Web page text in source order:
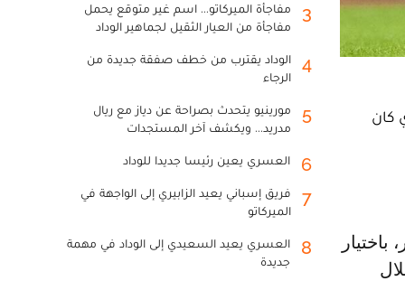
كان
3
مفاجأة الميركاتو... اسم غير متوقع يحمل
مفاجأة من العيار الثقيل لجماهير الوداد
4
الوداد يقترب من خطف صفقة جديدة من
الرجاء
5
مورينيو يتحدث بصراحة عن دياز مع ريال
مدريد... ويكشف آخر المستجدات
6 العسري يعين رئيسا جديدا للوداد
7
فريق إسباني يعيد الزابيري إلى الواجهة في
الميركاتو
8
العسري يعيد السعيدي إلى الوداد في مهمة
جديدة